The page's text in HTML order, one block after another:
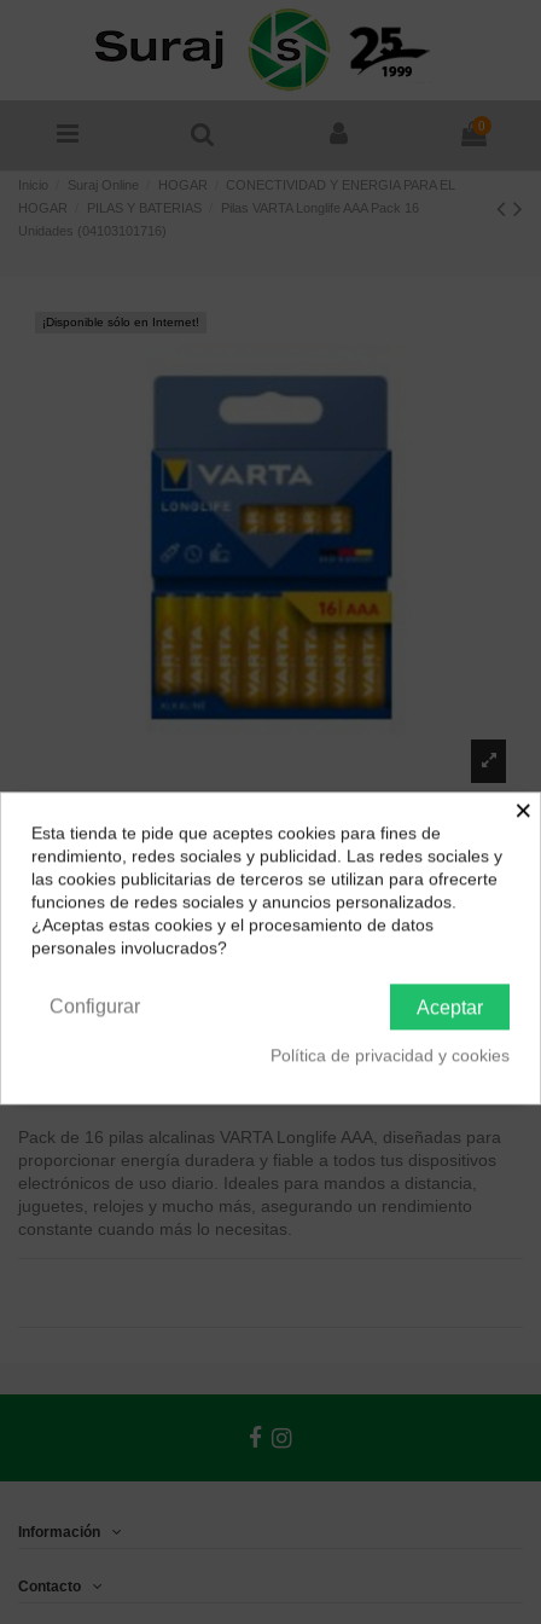
0
Inicio Suraj Online HOGAR
CONECTIVIDAD Y ENERGIA PARA EL
HOGAR
PILAS Y BATERIAS
Pilas VARTA Longlife AAA Pack 16
Unidades (04103101716)
¡Disponible sólo en Internet!
Pilas VARTA Longlife AAA Pack 16 Unidades
(04103101716)
Marca: VARTA
18,42 €
✓ Vendedor de Máxima Confianza
Pack de 16 pilas alcalinas VARTA Longlife AAA, diseñadas para
proporcionar energía duradera y fiable a todos tus dispositivos
electrónicos de uso diario. Ideales para mandos a distancia,
juguetes, relojes y mucho más, asegurando un rendimiento
constante cuando más lo necesitas.
Información
Contacto
¿Dónde deseas recibir tu pedido?
Selecciona tu ubicación para mostrarte los precios e
impuestos correctos para tu región.
×
Esta tienda te pide que aceptes cookies para fines de
rendimiento, redes sociales y publicidad. Las redes sociales y
las cookies publicitarias de terceros se utilizan para ofrecerte
funciones de redes sociales y anuncios personalizados.
¿Aceptas estas cookies y el procesamiento de datos
personales involucrados?
Aceptar
Configurar
Política de privacidad y cookies